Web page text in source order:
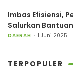
Imbas Efisiensi,
Salurkan
DAERAH 1 Juni 2025
TERPOPULER